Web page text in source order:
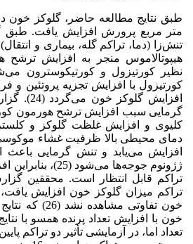
متر مربع پرورش افزایش یافت.
تنش‌زا (دما، تراکم گله، بیماری و
هیپوتالاموس منجر به افزایش ترشح
نظیر کورتیزول و کورتیکوسترون
کورتیزول با افزایش تجزیه پروتئین و
افزایش
گرمایی سبب افزایش ترشح هورمون
کلیوی و افزایش غلظت گلوکز و
دمای محیطی بالا ظرفیت غشاء
افزایش می‌یابد و تنش گرمایی باعث
ژژونوم جوجه‌ها
تراکم قابل انتظار است. محققین
تراکم میزان گلوکز خون افزایش
خون تفاوتی
خون با افزایش تعداد پرنده همسو با